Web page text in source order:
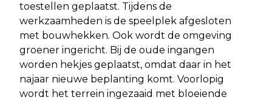
toestellen geplaatst. Tijdens de
werkzaamheden is de speelplek afgesloten
met bouwhekken. Ook wordt de omgeving
groener ingericht. Bij de oude ingangen
worden hekjes geplaatst, omdat daar in het
najaar nieuwe beplanting komt. Voorlopig
wordt het terrein ingezaaid met bloeiende